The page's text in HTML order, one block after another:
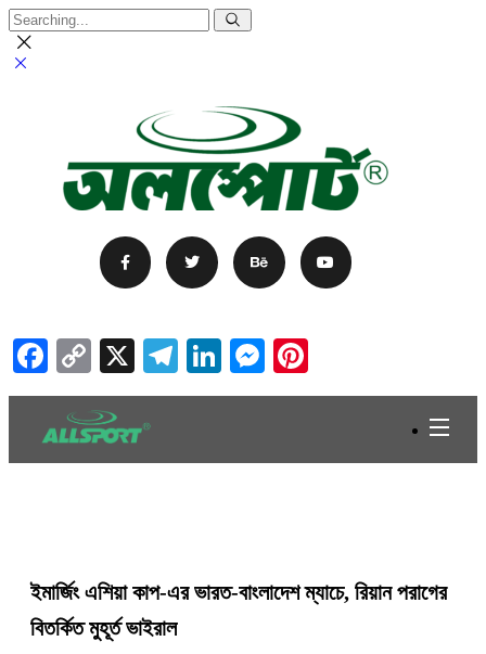
Facebook
Copy
Link
X Telegram
LinkedIn
Messenger
ইমার্জিং এশিয়া কাপ-এর ভারত-বাংলাদেশ ম্যাচে, রিয়ান পরাগের
বিতর্কিত মুহূর্ত ভাইরাল